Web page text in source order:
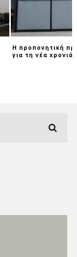
Η προπονητική
για τη νέα χρονιά